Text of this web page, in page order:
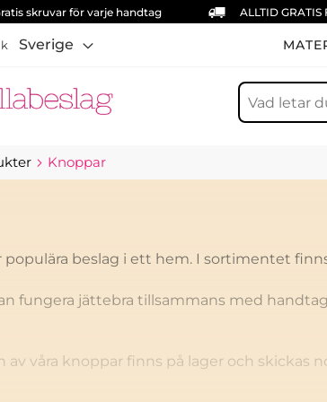
skruvar för varje handtag ALLTID GRATIS
Sverige
Sök
Knoppar
populära beslag i ett hem. I sortimentet
fungera jättebra tillsammans med
av våra knoppar finns på lager och